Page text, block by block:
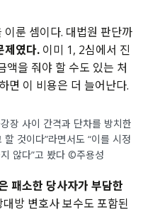
이룬 셈이다. 대법원 판단까
제였다. 이미 1, 2심에서 진
액을 줘야 할 수도 있는 처
면 이 비용은 더 늘어난다.
장 사이 간격과 단차를 방치한
것이다”라면서도 “이를 시정
않다”고 봤다 ©주용성
패소한 당사자가 부담한
방 변호사 보수도 포함된